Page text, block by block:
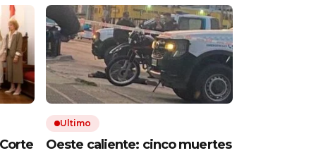
Ultimo
Oeste caliente: cinco muertes